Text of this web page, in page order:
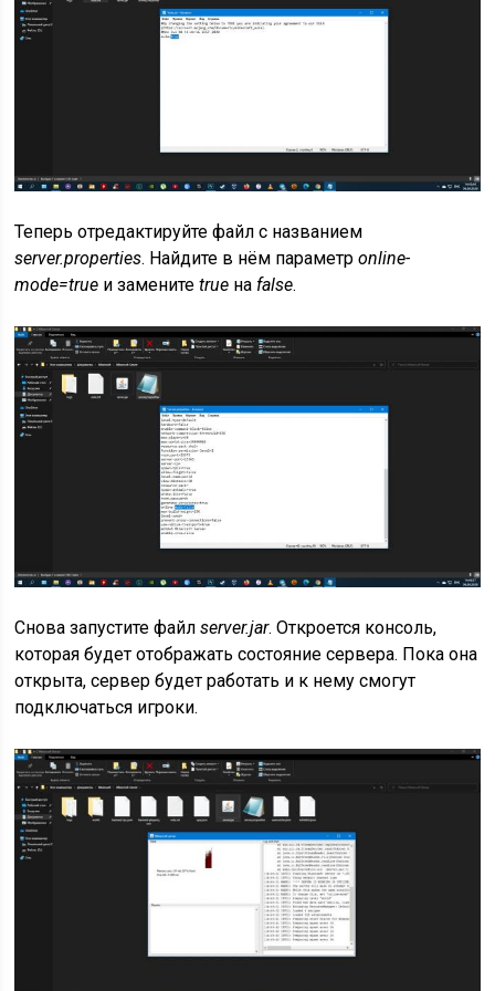
Теперь отредактируйте файл с названием
server.properties. Найдите в нём параметрonline-
mode=true и заменитеtrue на false.
Снова запустите файлserver.jar. Откроется консоль,
которая будет отображать состояние сервера. Пока она
открыта, сервер будет работать и к нему смогут
подключаться игроки.